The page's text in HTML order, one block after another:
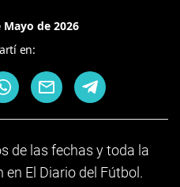
Mayo de 2026
en:
de las fechas y toda la
El Diario del Fútbol.